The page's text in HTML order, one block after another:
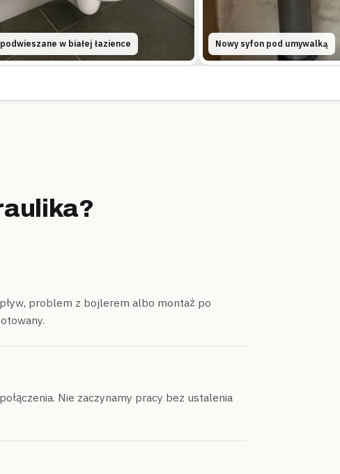
podwieszane w białej łazience Nowy syfon pod umywalką
problem z bojlerem albo montaż po
Nie zaczynamy pracy bez ustalenia